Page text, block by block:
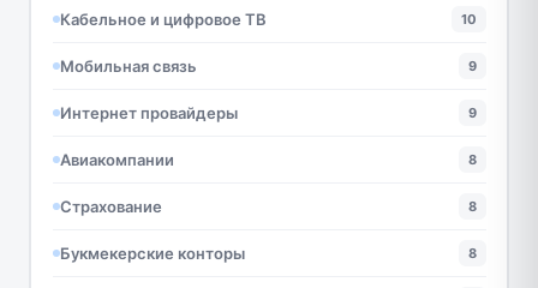
Кабельное и цифровое ТВ 10
Мобильная связь 9
Интернет провайдеры 9
Авиакомпании 8
Страхование 8
Букмекерские конторы 8